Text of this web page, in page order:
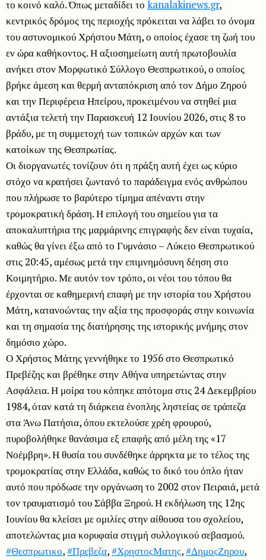
το κοινό καλό. Όπως μεταδίδει το kanalakinews.gr,
κεντρικός δρόμος της περιοχής πρόκειται να λάβει το όνομα
του αστυνομικού Χρήστου Μάτη, ο οποίος έχασε τη ζωή του
εν ώρα καθήκοντος. Η αξιοσημείωτη αυτή πρωτοβουλία
ανήκει στον Μορφωτικό Σύλλογο Θεσπρωτικού, ο οποίος
βρήκε άμεση και θερμή ανταπόκριση από τον Δήμο Ζηρού
και την Περιφέρεια Ηπείρου, προκειμένου να στηθεί μια
αντάξια τελετή την Παρασκευή 12 Ιουνίου 2026, στις 8 το
βράδυ, με τη συμμετοχή των τοπικών αρχών και των
κατοίκων της Θεσπρωτίας.
Οι διοργανωτές τονίζουν ότι η πράξη αυτή έχει ως κύριο
στόχο να κρατήσει ζωντανό το παράδειγμα ενός ανθρώπου
που πλήρωσε το βαρύτερο τίμημα απέναντι στην
τρομοκρατική δράση. Η επιλογή του σημείου για τα
αποκαλυπτήρια της μαρμάρινης επιγραφής δεν είναι τυχαία,
καθώς θα γίνει έξω από το Γυμνάσιο – Λύκειο Θεσπρωτικού
στις 20:45, αμέσως μετά την επιμνημόσυνη δέηση στο
Κοιμητήριο. Με αυτόν τον τρόπο, οι νέοι του τόπου θα
έρχονται σε καθημερινή επαφή με την ιστορία του Χρήστου
Μάτη, κατανοώντας την αξία της προσφοράς στην κοινωνία
και τη σημασία της διατήρησης της ιστορικής μνήμης στον
δημόσιο χώρο.
Ο Χρήστος Μάτης γεννήθηκε το 1956 στο Θεσπρωτικό
Πρεβέζης και βρέθηκε στην Αθήνα υπηρετώντας στην
Ασφάλεια. Η μοίρα του κόπηκε απότομα στις 24 Δεκεμβρίου
1984, όταν κατά τη διάρκεια ένοπλης ληστείας σε τράπεζα
στα Άνω Πατήσια, όπου εκτελούσε χρέη φρουρού,
πυροβολήθηκε θανάσιμα εξ επαφής από μέλη της «17
Νοέμβρη». Η θυσία του συνδέθηκε άρρηκτα με το τέλος της
τρομοκρατίας στην Ελλάδα, καθώς το δικό του όπλο ήταν
αυτό που πρόδωσε την οργάνωση το 2002 στον Πειραιά, μετά
τον τραυματισμό του Σάββα Ξηρού. Η εκδήλωση της 12ης
Ιουνίου θα κλείσει με ομιλίες στην αίθουσα του σχολείου,
αποτελώντας μια κορυφαία στιγμή συλλογικού σεβασμού.
#Θεσπρωτικο,#Πρεβεζα,#ΧρηστοςΜατης,#ΔημοςΖηρου,